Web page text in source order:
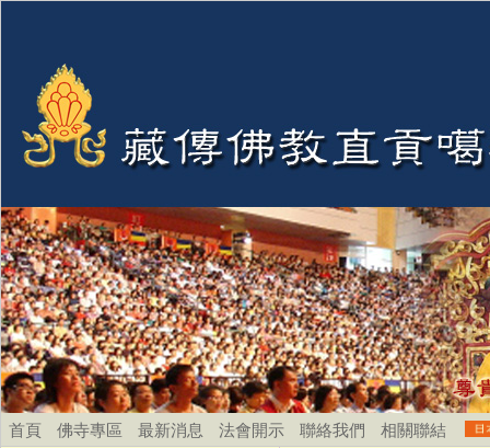
首頁 佛寺專區 最新消息 法會開示 聯絡我們 相關聯結